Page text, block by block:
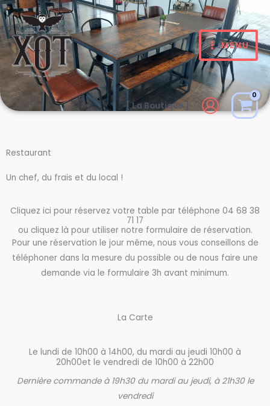
Aller
au
contenu
MENU
[ La Boutique ]
Restaurant
Un chef, du frais et du local !
Cliquez ici pour réservez votre table par téléphone 04 68 38
71 17
ou cliquez là pour utiliser notre formulaire de réservation.
Pour une réservation le jour même, nous vous conseillons de
téléphoner dans la mesure du possible ou de nous faire une
demande via le formulaire 3h avant minimum.